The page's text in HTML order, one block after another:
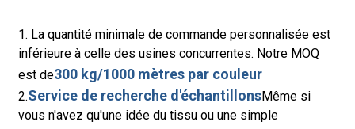
1. La quantité minimale de commande personnalisée est
inférieure à celle des usines concurrentes. Notre MOQ
est de300 kg/1000 mètres par couleur
2.Service de recherche d'échantillonsMême si
vous n'avez qu'une idée du tissu ou une simple